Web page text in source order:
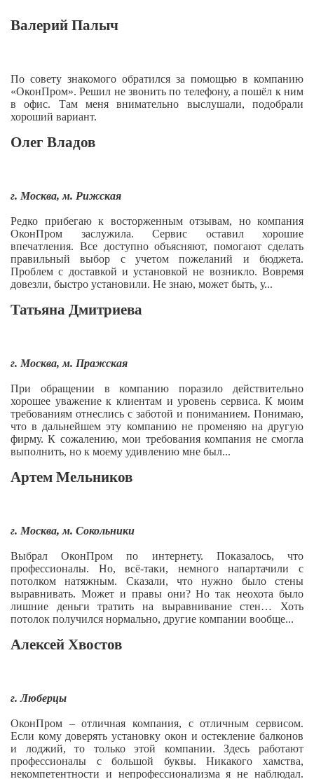
Валерий Палыч
По совету знакомого обратился за помощью в компанию
«ОконПром». Решил не звонить по телефону, а пошёл к ним
в офис. Там меня внимательно выслушали, подобрали
хороший вариант.
Олег Владов
г. Москва, м. Рижская
Редко прибегаю к восторженным отзывам, но компания
ОконПром заслужила. Сервис оставил хорошие
впечатления. Все доступно объясняют, помогают сделать
правильный выбор с учетом пожеланий и бюджета.
Проблем с доставкой и установкой не возникло. Вовремя
довезли, быстро установили. Не знаю, может быть, у...
Татьяна Дмитриева
г. Москва, м. Пражская
При обращении в компанию поразило действительно
хорошее уважение к клиентам и уровень сервиса. К моим
требованиям отнеслись с заботой и пониманием. Понимаю,
что в дальнейшем эту компанию не променяю на другую
фирму. К сожалению, мои требования компания не смогла
выполнить, но к моему удивлению мне был...
Артем Мельников
г. Москва, м. Сокольники
Выбрал ОконПром по интернету. Показалось, что
профессионалы. Но, всё-таки, немного напартачили с
потолком натяжным. Сказали, что нужно было стены
выравнивать. Может и правы они? Но так неохота было
лишние деньги тратить на выравнивание стен… Хоть
потолок получился нормально, другие компании вообще...
Алексей Хвостов
г. Люберцы
ОконПром – отличная компания, с отличным сервисом.
Если кому доверять установку окон и остекление балконов
и лоджий, то только этой компании. Здесь работают
профессионалы с большой буквы. Никакого хамства,
некомпетентности и непрофессионализма я не наблюдал.